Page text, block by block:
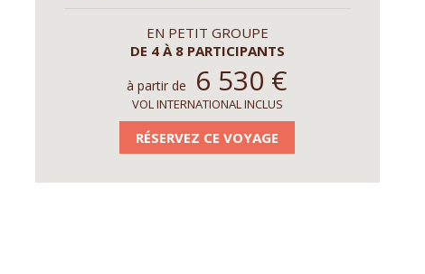
EN PETIT GROUPE
DE 4 À 8 PARTICIPANTS
à partir de 6 530 €
VOL INTERNATIONAL INCLUS
RÉSERVEZ CE VOYAGE